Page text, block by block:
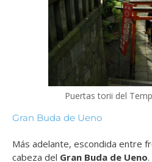
Puertas torii del
Gran Buda de Ueno
Más adelante, escondida entre
cabeza del Gran Buda de Ueno.